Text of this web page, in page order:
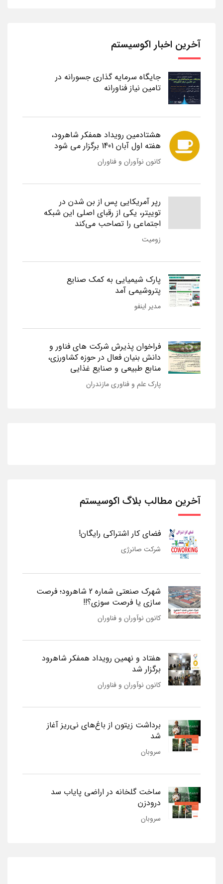
آخرین اخبار اکوسیستم
جایگاه سرمایه گذاری جسورانه در
تامین نیاز فناورانه
هشتادمین رویداد همفکر شاهرود،
هفته اول آبان 1401 برگزار می شود
کانون نوآوران و فناوران
رپر آمریکایی پس از بن شدن در
توییتر، یکی از رقبای اصلی این شبکه
اجتماعی را تصاحب می‌کند
زومیت
پارک شیمیایی به کمک صنایع
پتروشیمی آمد
مدیر اینفو
فراخوان پذیرش شرکت های فناور و
دانش بنیان فعال در حوزه کشاورزی،
منابع طبیعی و صنایع غذایی
پارک علم و فناوری مازندران
آخرین مطالب بلاگ اکوسیستم
فضای کار اشتراکی رایگان!
شرکت صانرژی
شهرک صنعتی شماره 2 شاهرود؛ فرصت
سازی یا فرصت سوزی؟!!
کانون نوآوران و فناوران
هفتاد و نهمین رویداد همفکر شاهرود
برگزار شد
کانون نوآوران و فناوران
برداشت زیتون از باغ‌های نی‌ریز آغاز
شد
سروبان
ساخت گلخانه در اراضی پایاب سد
درودزن
سروبان